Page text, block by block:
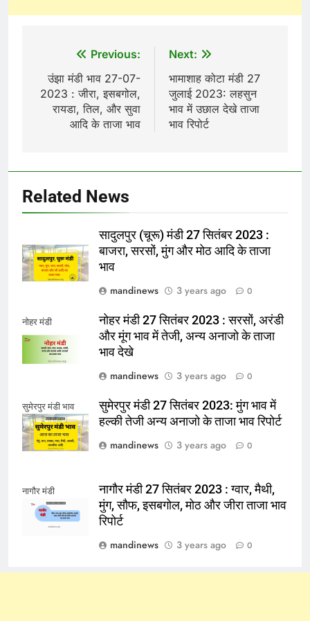
navigation
Previous:
उंझा मंडी भाव 27-07-
2023 : जीरा, इसबगोल,
रायडा, तिल, और सुवा
आदि के ताजा भाव
Next:
भामाशाह कोटा मंडी 27
जुलाई 2023: लहसुन
भाव में उछाल देखे ताजा
भाव रिपोर्ट
Related News
सादुलपुर (चूरू) मंडी 27 सितंबर 2023 :
बाजरा, सरसों, मुंग और मोठ आदि के ताजा
भाव
mandinews
3 years ago 0
नोहर मंडी
नोहर मंडी 27 सितंबर 2023 : सरसों, अरंडी
और मूंग भाव में तेजी, अन्य अनाजो के ताजा
भाव देखे
mandinews
3 years ago 0
सुमेरपुर मंडी भाव
सुमेरपुर मंडी 27 सितंबर 2023: मुंग भाव में
हल्की तेजी अन्य अनाजो के ताजा भाव रिपोर्ट
mandinews
3 years ago 0
नागौर मंडी
नागौर मंडी 27 सितंबर 2023 : ग्वार, मैथी,
मुंग, सौफ, इसबगोल, मोठ और जीरा ताजा भाव
रिपोर्ट
mandinews
3 years ago 0